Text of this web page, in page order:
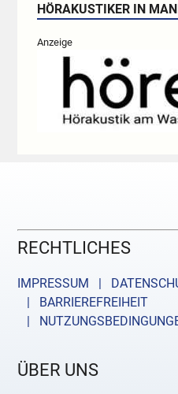
HÖRAKUSTIKER IN
Anzeige
RECHTLICHES
IMPRESSUM |
| BARRIEREFREIHEIT
|
ÜBER UNS